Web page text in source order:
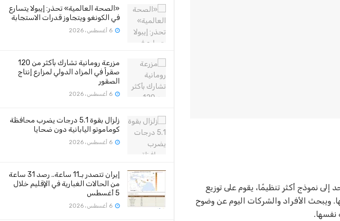
«الصحة العالمية» تحذر: إيبولا يتسارع
في الكونغو ويتجاوز قدرات الاستجابة
مزرعة رومانية تشارك بأكثر من 120
صقراً في المزاد الدولي لمزارع إنتاج
الصقور
زلزال بقوة 5.1 درجات يضرب محافظة
كوماموتو اليابانية دون ضحايا
إيران تتصدر بـ11 ساعة.. رصد 31 ساعة
من الحالات الغبارية في الإقليم خلال
5 أغسطس
نموذج أكثر تنظيمًا، يقوم على توزيع
ويبحث الأفراد والشركات اليوم عن وضوح
نفسها.